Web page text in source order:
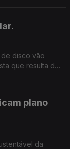
disco vão
que resulta de
plano
da